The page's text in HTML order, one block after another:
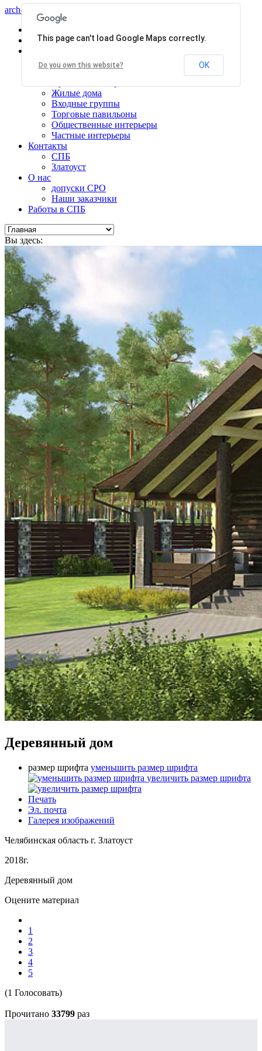
arch-centr
Услуги
Общественные здания
Производственные здания
Жилые дома
Входные группы
Торговые павильоны
Общественные интерьеры
Частные интерьеры
Контакты
СПБ
Златоуст
О нас
допуски СРО
Наши заказчики
Работы в СПБ
Вы здесь:
Деревянный дом
размер шрифта уменьшить размер шрифта
увеличить размер шрифта
Печать
Эл. почта
Галерея изображений
Челябинская область г. Златоуст
2018г.
Деревянный дом
Оцените материал
1
2
3
4
5
(1 Голосовать)
Прочитано 33799 раз
This page can't load Google Maps correctly.
Do you own this website? OK